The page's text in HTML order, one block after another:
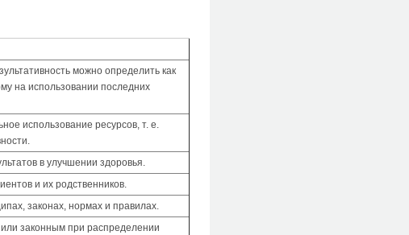
можно определить как
на использовании последних
использование ресурсов, т. е.
в улучшении здоровья.
и их родственников.
законах, нормах и правилах.
законным при распределении